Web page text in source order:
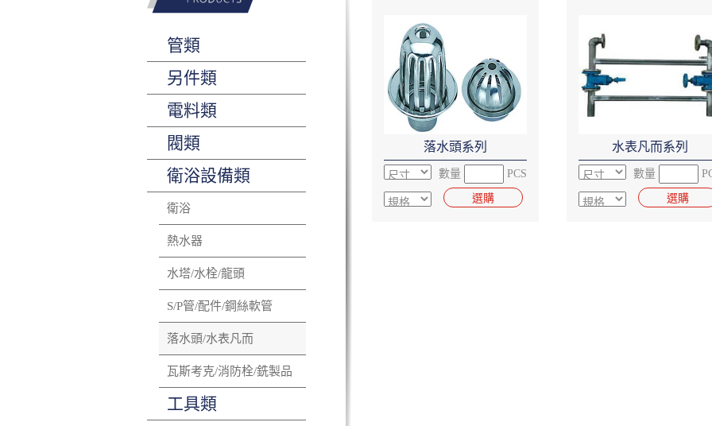
管類
另件類
電料類
閥類
衛浴設備類
衛浴
熱水器
水塔/水栓/龍頭
S/P管/配件/鋼絲軟管
落水頭/水表凡而
瓦斯考克/消防栓/銑製品
工具類
落水頭系列
數量 PCS
選購
水表凡而系列
數量
選購